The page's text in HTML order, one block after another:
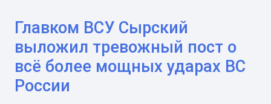
Главком ВСУ Сырский
выложил тревожный пост о
всё более мощных ударах ВС
России